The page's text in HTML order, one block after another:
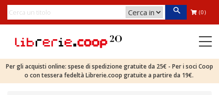
(0)
Per gli acquisti online: spese di spedizione gratuite da 25€ - Per i soci Coop
o con tessera fedeltà Librerie.coop gratuite a partire da 19€.